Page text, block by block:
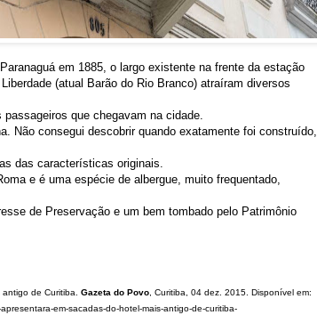
em 1885, o largo existente na frente da estação
(atual Barão do Rio Branco) atraíram diversos
que chegavam na cidade.
Não consegui descobrir quando exatamente foi construído,
das características originais.
e é uma espécie de albergue, muito frequentado,
de Preservação e um bem tombado pelo Patrimônio
de Curitiba. Gazeta do Povo , Curitiba, 04 dez. 2015. Disponível em:
em-sacadas-do-hotel-mais-antigo-de-curitiba-